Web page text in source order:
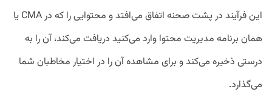
این فرآیند در پشت صحنه اتفاق می‌افتد و محتوایی را که در CMA یا
همان برنامه مدیریت محتوا وارد می‌کنید دریافت می‌کند، آن را به
درستی ذخیره می‌کند و برای مشاهده آن را در اختیار مخاطبان شما
می‌گذارد.